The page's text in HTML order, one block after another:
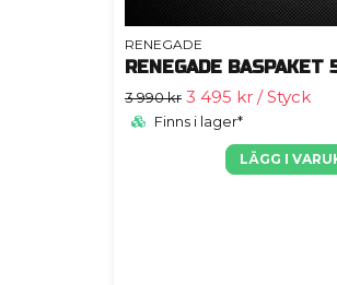
RENEGADE
RENEGADE BASPAKET
3 990 kr 3 495 kr / Styck
Finns i lager*
LÄGG I